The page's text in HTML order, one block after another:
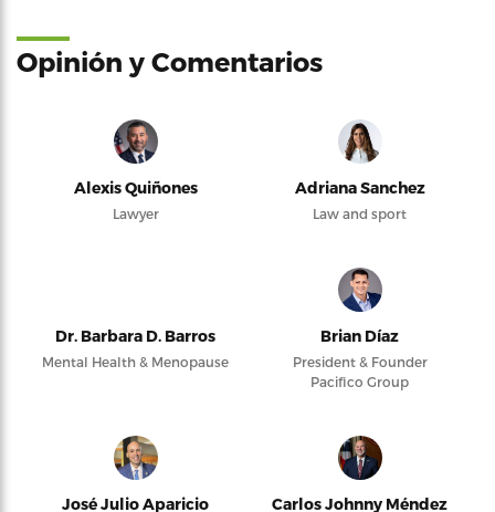
Opinión y Comentarios
Alexis Quiñones
Lawyer
Adriana Sanchez
Law and sport
Dr. Barbara D. Barros
Mental Health & Menopause
Brian Díaz
President & Founder
Pacifico Group
José Julio Aparicio Carlos Johnny Méndez